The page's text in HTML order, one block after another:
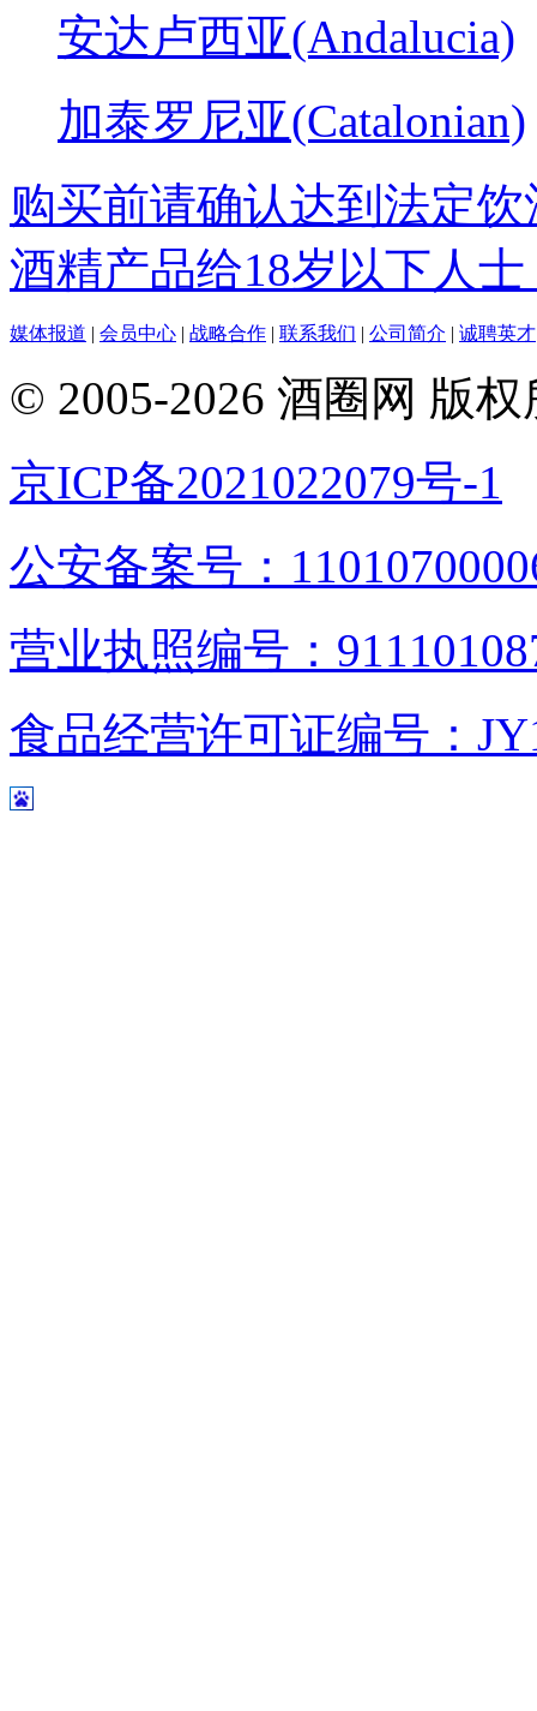
安达卢西亚(Andalucia)
加泰罗尼亚(Catalonian)
购买前请确认达到法定
酒精产品给18岁以下人士
媒体报道 | 会员中心 | 战略合作 | 联系我们 | 公司简介 | 诚聘英才
© 2005-2026 酒圈网 版
京ICP备2021022079号-1
公安备案号：
营业执照编号：
食品经营许可证编号：